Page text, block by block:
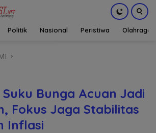
Politik Nasional Peristiwa Olahraga
Bunga Acuan Jadi
Fokus Jaga Stabilitas
Inflasi